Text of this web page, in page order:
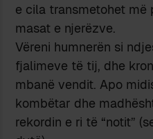
e cila transmetohet më
masat e njerëzve.
Vëreni humnerën si
fjalimeve të tij, dhe
mbanë vendit. Apo
kombëtar dhe
rekordin e ri të “notit”